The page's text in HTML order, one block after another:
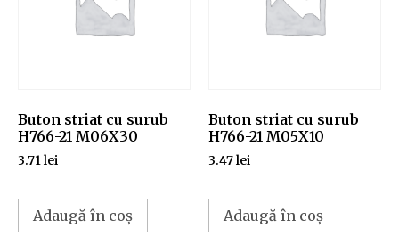
Buton striat cu surub
H766-21 M06X30
3.71lei
Adaugă în coș
Buton striat cu surub
H766-21 M05X10
3.47lei
Adaugă în coș